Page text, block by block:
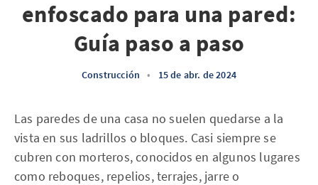
enfoscado para una pared:
Guía paso a paso
Construcción • 15 de abr. de 2024
Las paredes de una casa no suelen quedarse a la
vista en sus ladrillos o bloques. Casi siempre se
cubren con morteros, conocidos en algunos lugares
como reboques, repelios, terrajes, jarre o